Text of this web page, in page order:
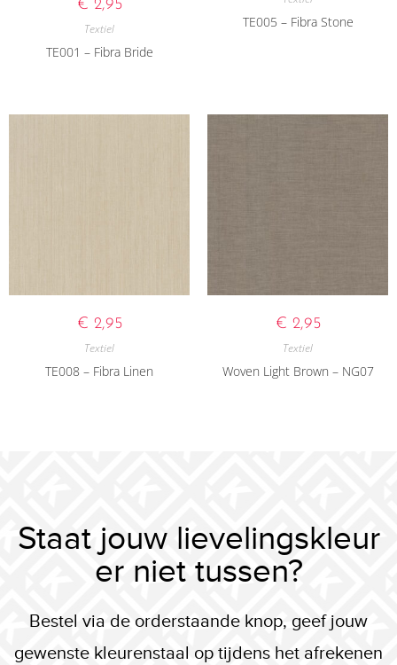
€ 2,95
Textiel
TE001 – Fibra Bride
TE005 – Fibra Stone
€ 2,95
Textiel
TE008 – Fibra Linen
€ 2,95
Textiel
Woven Light Brown – NG07
Staat jouw lievelingskleur
er niet tussen?
Bestel via de orderstaande knop, geef jouw
gewenste kleurenstaal op tijdens het afrekenen